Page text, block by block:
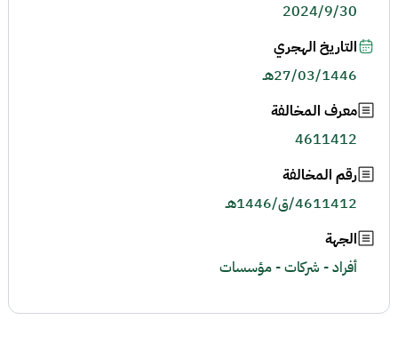
2024/9/30
التاريخ الهجري
27/03/1446هـ
معرف المخالفة
4611412
رقم المخالفة
4611412/ق/1446هـ
الجهة
أفراد - شركات - مؤسسات